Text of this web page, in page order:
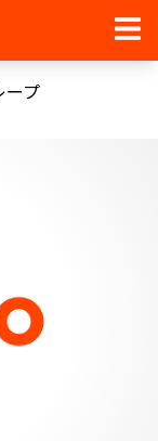
ープ